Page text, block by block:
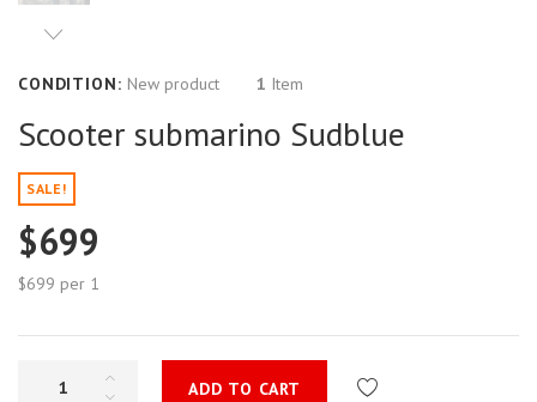
CONDITION: New product 1 Item
Scooter submarino Sudblue
SALE!
$699
$699 per 1
ADD TO CART